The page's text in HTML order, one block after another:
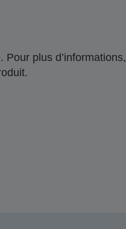
plus d’informations,